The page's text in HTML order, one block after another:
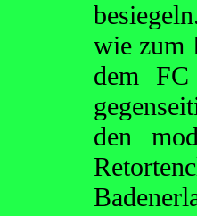
wie zum
dem
den